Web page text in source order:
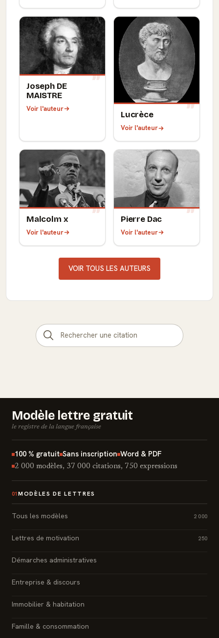
Joseph DE
MAISTRE
Voir l'auteur
Lucrèce
Voir l'auteur
Malcolm x
Voir l'auteur
Pierre Dac
Voir l'auteur
VOIR TOUS LES AUTEURS
Modèle lettre gratuit
le registre de la langue française
100 % gratuit Sans inscription Word & PDF
2 000 modèles, 37 000 citations, 750 expressions
01 MODÈLES DE LETTRES
Tous les modèles 2 000
Lettres de motivation 250
Démarches administratives
Entreprise & discours
Immobilier & habitation
Famille & consommation